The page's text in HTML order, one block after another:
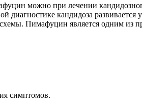
можно при лечении
кандидоза развивается
Пимафуцин является одним из
симптомов.